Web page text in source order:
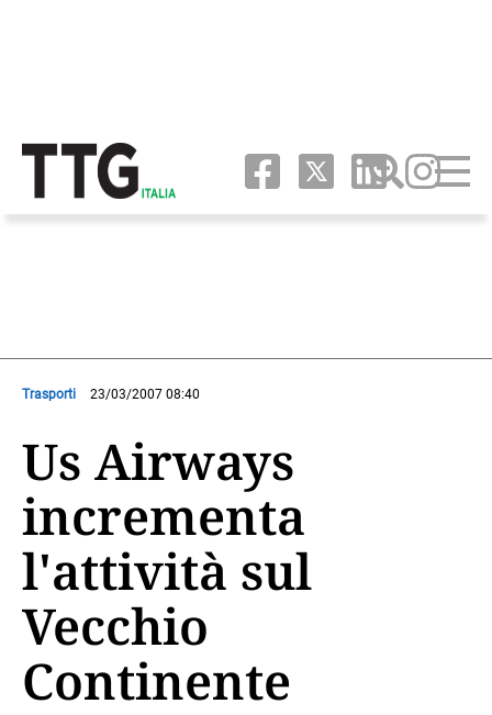
Trasporti 23/03/2007 08:40
Us Airways
incrementa
l'attività sul
Vecchio
Continente